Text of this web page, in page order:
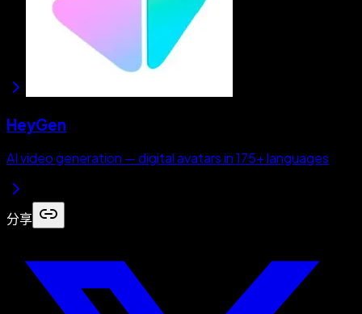
HeyGen
AI video generation — digital avatars in 175+ languages
分享